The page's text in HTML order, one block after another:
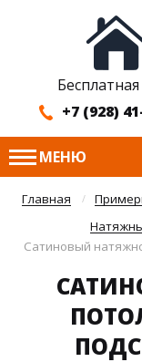
+7 (928)
МЕНЮ
Главная
Сатиновый